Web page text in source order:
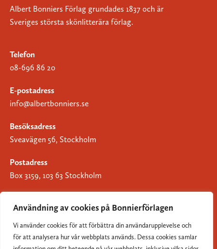
Användning av cookies på Bonnierförlagen
Vi använder cookies för att förbättra din användarupplevelse och
för att analysera hur vår webbplats används. Dessa cookies samlar
Albert Bonniers Förlag grundades 1837 och är
Sveriges största skönlitterära förlag.
Telefon
08-696 86 20
E-postadress
info@albertbonniers.se
Besöksadress
Sveavägen 56, Stockholm
Postadress
Box 3159, 103 63 Stockholm
Om Bonnierförlagen
Cookies